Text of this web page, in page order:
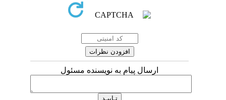
ارسال پیام به نویسنده مسئول